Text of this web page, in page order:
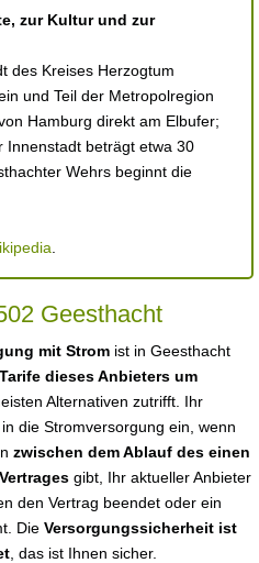
zur Kultur und zur
des Kreises Herzogtum
und Teil der Metropolregion
Hamburg direkt am Elbufer;
Innenstadt beträgt etwa 30
Wehrs beginnt die
Geesthacht
mit Strom ist in Geesthacht
Tarife dieses Anbieters um
Alternativen zutrifft. Ihr
die Stromversorgung ein, wenn
zwischen dem Ablauf des einen
gibt, Ihr aktueller Anbieter
den Vertrag beendet oder ein
Die Versorgungssicherheit ist
, das ist Ihnen sicher.